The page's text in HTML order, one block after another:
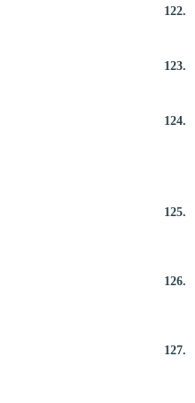
122.
123.
124.
125.
126.
127.